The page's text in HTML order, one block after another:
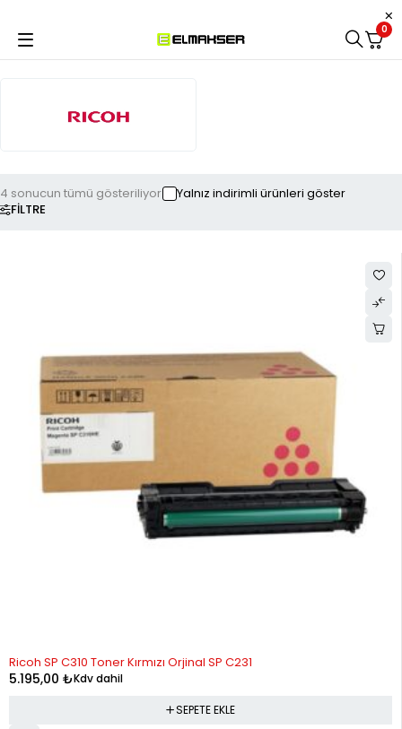
0
FILTRE
4 sonucun tümü gösteriliyor Yalnız indirimli ürünleri göster
Ricoh SP C310 Toner Kırmızı Orjinal SP C231
5.195,00 ₺Kdv dahil
SEPETE EKLE